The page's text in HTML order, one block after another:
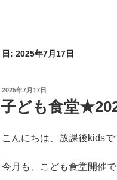
日: 2025年7月17日
投
稿
日:
2025年7月17日
子ども食堂
こんにちは、放課後kidsで
今月も、こども食堂開催で